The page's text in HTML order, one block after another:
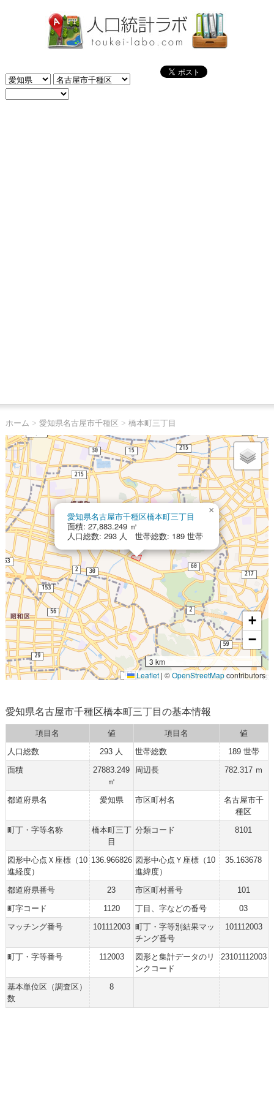
ホーム > 愛知県名古屋市千種区 > 橋本町三丁目
愛知県名古屋市千種区橋本町三丁目
面積: 27,883.249 ㎡
人口総数: 293 人 世帯総数: 189 世帯
×
+
−
3 km
Leaflet | ©OpenStreetMapcontributors
愛知県名古屋市千種区橋本町三丁目の基本情報
項目名 値 項目名
値
人口総数
293 人 世帯総数
189 世帯
面積
27883.249
㎡
周辺長 782.317 ｍ
都道府県名 愛知県 市区町村名
名古屋市千
種区
町丁・字等名称
橋本町三丁
目
分類コード 8101
図形中心点Ｘ座標（10
進経度）
136.966826 図形中心点Ｙ座標（10
進緯度）
35.163678
都道府県番号 23 市区町村番号
101
町字コード
1120 丁目、字などの番号
03
マッチング番号
101112003 町丁・字等別結果マッ
チング番号
101112003
町丁・字等番号 112003
図形と集計データのリ
ンクコード
23101112003
基本単位区（調査区）
数
8